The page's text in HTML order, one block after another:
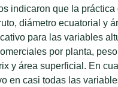
indicaron que la práctica
diámetro ecuatorial y
para las variables
por planta,
y área superficial. En
en casi todas las